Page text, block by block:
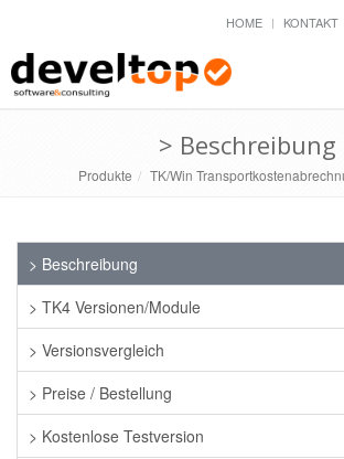
HOME KONTAKT
> Beschreibung
Produkte TK/Win
> Beschreibung
> TK4 Versionen/Module
> Versionsvergleich
> Preise / Bestellung
> Kostenlose Testversion